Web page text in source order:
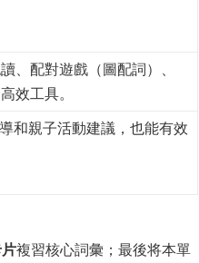
、配對遊戲（圖配詞）、
效工具。
和親子活動建議，也能有效
複習核心詞彙；最後将本單